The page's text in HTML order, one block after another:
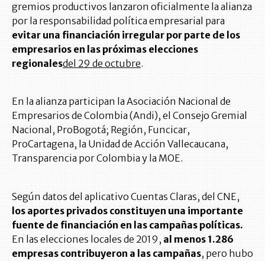
gremios productivos lanzaron oficialmente la alianza
por la responsabilidad política empresarial para
evitar una financiación irregular por parte de los
empresarios en las próximas elecciones
regionalesdel 29 de octubre.
En la alianza participan la Asociación Nacional de
Empresarios de Colombia (Andi), el Consejo Gremial
Nacional, ProBogotá; Región, Funcicar,
ProCartagena, la Unidad de Acción Vallecaucana,
Transparencia por Colombia y la MOE.
Según datos del aplicativo Cuentas Claras, del CNE,
los aportes privados constituyen una importante
fuente de financiación en las campañas políticas.
En las elecciones locales de 2019, al menos 1.286
empresas contribuyeron a las campañas, pero hubo